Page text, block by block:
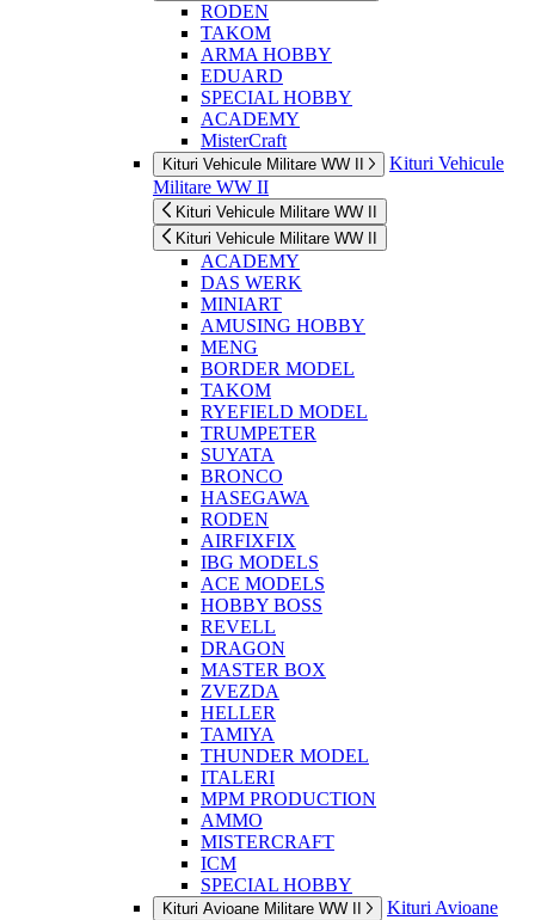
RODEN
TAKOM
ARMA HOBBY
EDUARD
SPECIAL HOBBY
ACADEMY
MisterCraft
Kituri Vehicule Militare WW II
Kituri Vehicule
Militare WW II
Kituri Vehicule Militare WW II
Kituri Vehicule Militare WW II
ACADEMY
DAS WERK
MINIART
AMUSING HOBBY
MENG
BORDER MODEL
TAKOM
RYEFIELD MODEL
TRUMPETER
SUYATA
BRONCO
HASEGAWA
RODEN
AIRFIXFIX
IBG MODELS
ACE MODELS
HOBBY BOSS
REVELL
DRAGON
MASTER BOX
ZVEZDA
HELLER
TAMIYA
THUNDER MODEL
ITALERI
MPM PRODUCTION
AMMO
MISTERCRAFT
ICM
SPECIAL HOBBY
Kituri Avioane Militare WW II
Kituri Avioane